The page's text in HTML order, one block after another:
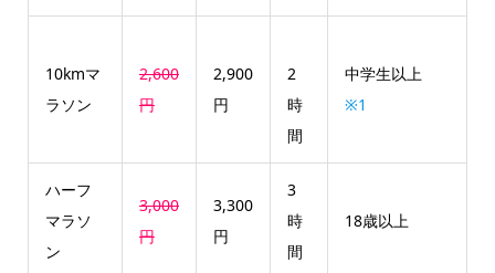
10kmマ
ラソン
2,600
円
2,900
円
2
時
間
中学生以上
※1
ハーフ
マラソ
ン
3,000
円
3,300
円
3
時
間
18歳以上